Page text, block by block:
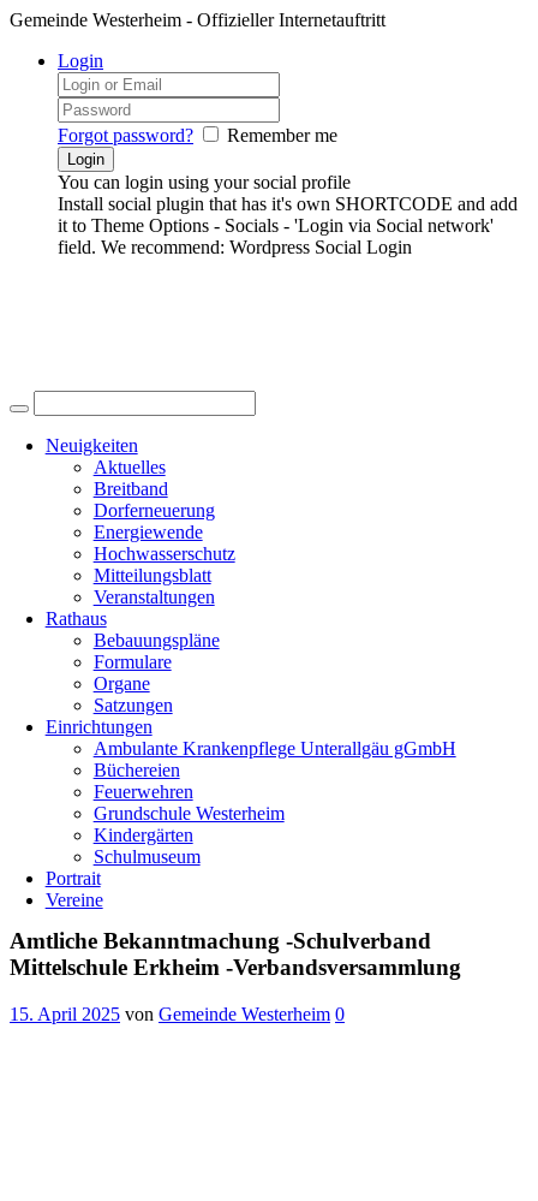
Gemeinde Westerheim - Offizieller Internetauftritt
Login
Forgot password? Remember me
You can login using your social profile
Install social plugin that has it's own SHORTCODE and add
it to Theme Options - Socials - 'Login via Social network'
field. We recommend: Wordpress Social Login
Neuigkeiten
Aktuelles
Breitband
Dorferneuerung
Energiewende
Hochwasserschutz
Mitteilungsblatt
Veranstaltungen
Rathaus
Bebauungspläne
Formulare
Organe
Satzungen
Einrichtungen
Ambulante Krankenpflege Unterallgäu gGmbH
Büchereien
Feuerwehren
Grundschule Westerheim
Kindergärten
Schulmuseum
Portrait
Vereine
Amtliche Bekanntmachung -Schulverband
Mittelschule Erkheim -Verbandsversammlung
15. April 2025 von Gemeinde Westerheim 0